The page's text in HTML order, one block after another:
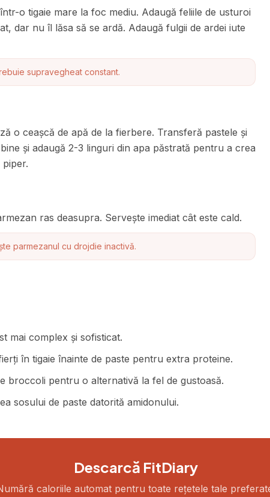
o tigaie mare la foc mediu. Adaugă feliile de usturoi
dar nu îl lăsa să se ardă. Adaugă fulgii de ardei iute
supravegheat constant.
o ceașcă de apă de la fierbere. Transferă pastele și
și adaugă 2-3 linguri din apa păstrată pentru a crea
ras deasupra. Servește imediat cât este cald.
parmezanul cu drojdie inactivă.
mai complex și sofisticat.
în tigaie înainte de paste pentru extra proteine.
broccoli pentru o alternativă la fel de gustoasă.
sosului de paste datorită amidonului.
Descarcă FitDiary
caloriile automat pentru toate rețetele tale